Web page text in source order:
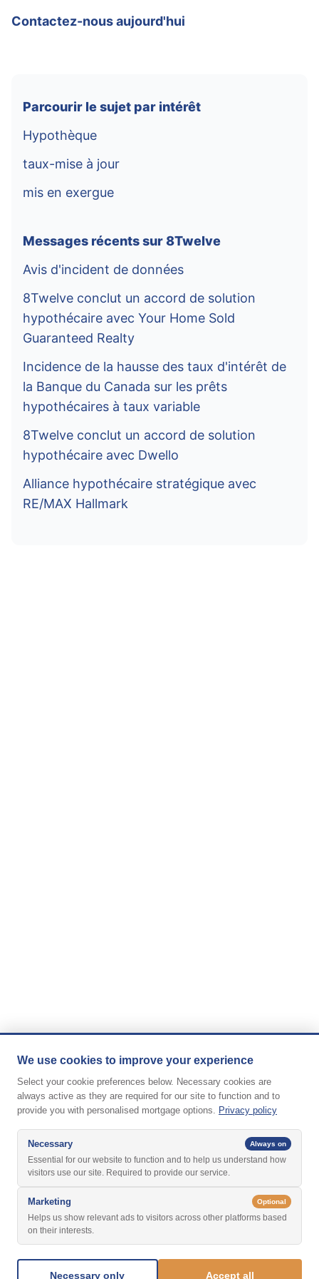
Contactez-nous aujourd'hui
Parcourir le sujet par intérêt
Hypothèque
taux-mise à jour
mis en exergue
Messages récents sur 8Twelve
Avis d'incident de données
8Twelve conclut un accord de solution
hypothécaire avec Your Home Sold
Guaranteed Realty
Incidence de la hausse des taux d'intérêt de
la Banque du Canada sur les prêts
hypothécaires à taux variable
8Twelve conclut un accord de solution
hypothécaire avec Dwello
Alliance hypothécaire stratégique avec
RE/MAX Hallmark
We use cookies to improve your experience
Select your cookie preferences below. Necessary cookies are
always active as they are required for our site to function and to
provide you with personalised mortgage options. Privacy policy
Necessary Always on
Essential for our website to function and to help us understand how
visitors use our site. Required to provide our service.
Marketing Optional
Helps us show relevant ads to visitors across other platforms based
on their interests.
Necessary only Accept all